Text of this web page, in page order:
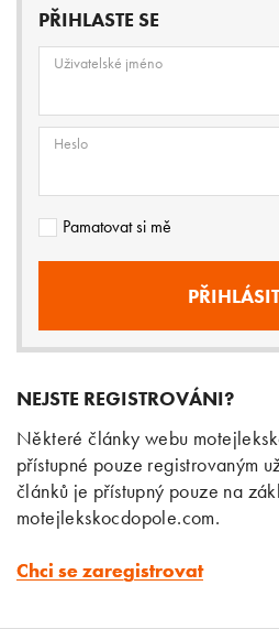
PŘIHLASTE SE
Uživatelské jméno
Heslo
Pamatovat si mě
NEJSTE REGISTROVÁNI?
Některé články webu
přístupné pouze registrovaným
článků je přístupný pouze na
motejlekskocdopole.com.
Chci se zaregistrovat